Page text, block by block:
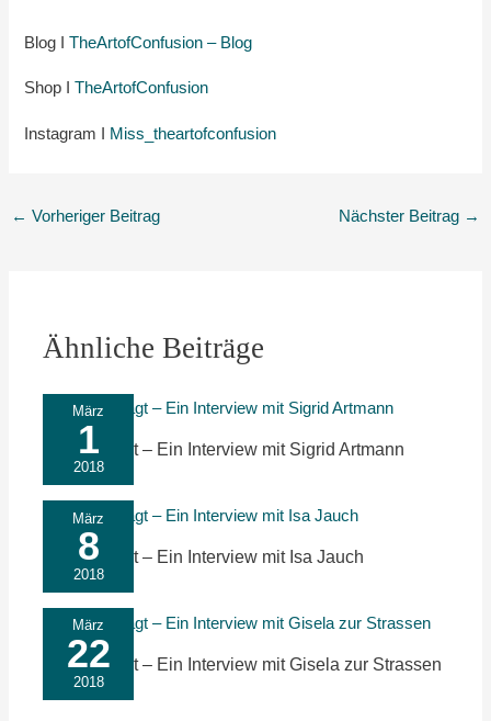
Blog ITheArtofConfusion – Blog
Shop ITheArtofConfusion
Instagram I Miss_theartofconfusion
← Vorheriger Beitrag Nächster Beitrag →
Ähnliche Beiträge
März
1
2018
Nachgefragt – Ein Interview mit Sigrid Artmann
März
8
2018
Nachgefragt – Ein Interview mit Isa Jauch
März
22
2018
Nachgefragt – Ein Interview mit Gisela zur Strassen